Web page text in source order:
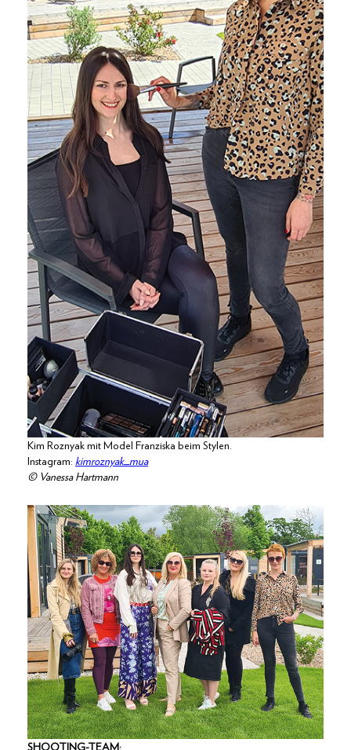
Kim Roznyak mit Model Franziska beim Stylen.
Instagram: kimroznyak_mua
© Vanessa Hartmann
SHOOTING-TEAM: